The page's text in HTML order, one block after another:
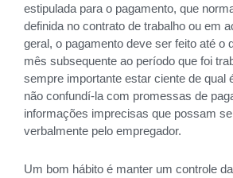
estipulada para o pagamento, que
definida no contrato de trabalho ou em
geral, o pagamento deve ser feito até o
mês subsequente ao período que foi
sempre importante estar ciente de qual
não confundí-la com promessas de
informações imprecisas que possam
verbalmente pelo empregador.
Um bom hábito é manter um controle